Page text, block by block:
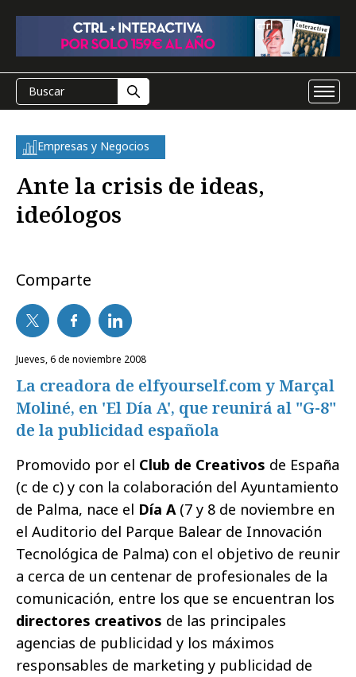
Empresas y Negocios
Ante la crisis de ideas,
ideólogos
Comparte
jueves, 6 de noviembre 2008
La creadora de elfyourself.com y Marçal
Moliné, en 'El Día A', que reunirá al "G-8"
de la publicidad española
Promovido por el Club de Creativos de España
(c de c) y con la colaboración del Ayuntamiento
de Palma, nace el Día A(7 y 8 de noviembre en
el Auditorio del Parque Balear de Innovación
Tecnológica de Palma) con el objetivo de reunir
a cerca de un centenar de profesionales de la
comunicación, entre los que se encuentran los
directores creativos de las principales
agencias de publicidad y los máximos
responsables de marketing y publicidad de